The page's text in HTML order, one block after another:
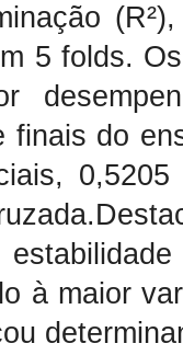
5 folds.
finais do
à maior